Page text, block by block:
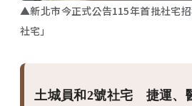
▲新北市今正式公告115年首批社宅
社宅」
土城員和2號社宅 捷運、